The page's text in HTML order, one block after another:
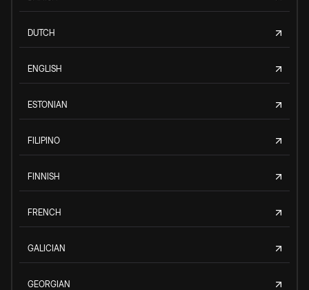
DUTCH
ENGLISH
ESTONIAN
FILIPINO
FINNISH
FRENCH
GALICIAN
GEORGIAN